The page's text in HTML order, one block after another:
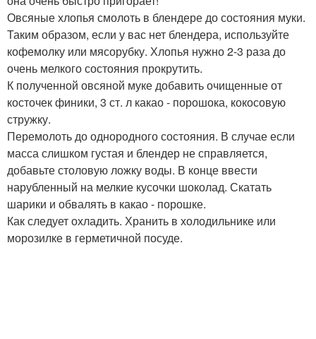
Овсяные хлопья смолоть в блендере до состояния муки.
Таким образом, если у вас нет блендера, используйте
кофемолку или мясорубку. Хлопья нужно 2-3 раза до
очень мелкого состояния прокрутить.
К полученной овсяной муке добавить очищенные от
косточек финики, 3 ст. л какао - порошока, кокосовую
стружку.
Перемолоть до однородного состояния. В случае если
масса слишком густая и блендер не справляется,
добавьте столовую ложку воды. В конце ввести
нарубленный на мелкие кусочки шоколад. Скатать
шарики и обвалять в какао - порошке.
Как следует охладить. Хранить в холодильнике или
морозилке в герметичной посуде.